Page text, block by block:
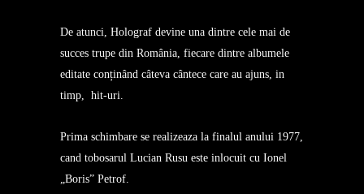
De atunci, Holograf devine una dintre cele mai de
succes trupe din România, fiecare dintre albumele
editate conținând câteva cântece care au ajuns, in
timp, hit-uri.
Prima schimbare se realizeaza la finalul anului 1977,
cand tobosarul Lucian Rusu este inlocuit cu Ionel
„Boris” Petrof.